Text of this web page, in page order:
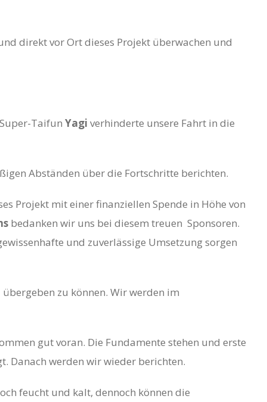
direkt vor Ort dieses Projekt überwachen und
Taifun Yagi verhinderte unsere Fahrt in die
Abständen über die Fortschritte berichten.
Projekt mit einer finanziellen Spende in Höhe von
bedanken wir uns bei diesem treuen Sponsoren.
und zuverlässige Umsetzung sorgen
übergeben zu können. Wir werden im
gut voran. Die Fundamente stehen und erste
Danach werden wir wieder berichten.
feucht und kalt, dennoch können die